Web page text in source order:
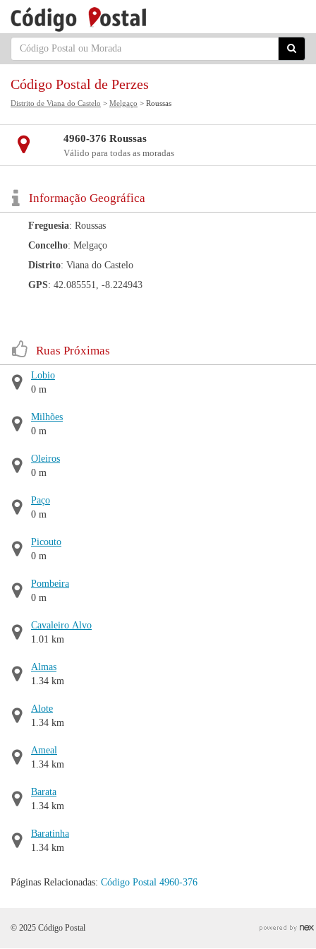
Código Postal de Perzes
Distrito de Viana do Castelo > Melgaço > Roussas
4960-376 Roussas
Válido para todas as moradas
Informação Geográfica
Freguesia: Roussas
Concelho: Melgaço
Distrito: Viana do Castelo
GPS: 42.085551, -8.224943
Ruas Próximas
Lobio
0 m
Milhões
0 m
Oleiros
0 m
Paço
0 m
Picouto
0 m
Pombeira
0 m
Cavaleiro Alvo
1.01 km
Almas
1.34 km
Alote
1.34 km
Ameal
1.34 km
Barata
1.34 km
Baratinha
1.34 km
Páginas Relacionadas: Código Postal 4960-376
© 2025 Código Postal